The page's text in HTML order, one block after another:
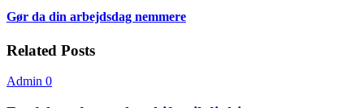
Gør da din arbejdsdag nemmere
Related Posts
Admin 0